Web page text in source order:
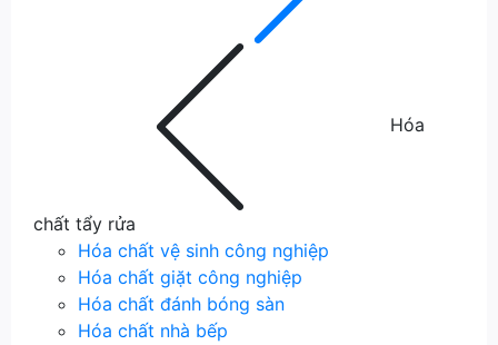
Hóa
chất tẩy rửa
Hóa chất vệ sinh công nghiệp
Hóa chất giặt công nghiệp
Hóa chất đánh bóng sàn
Hóa chất nhà bếp